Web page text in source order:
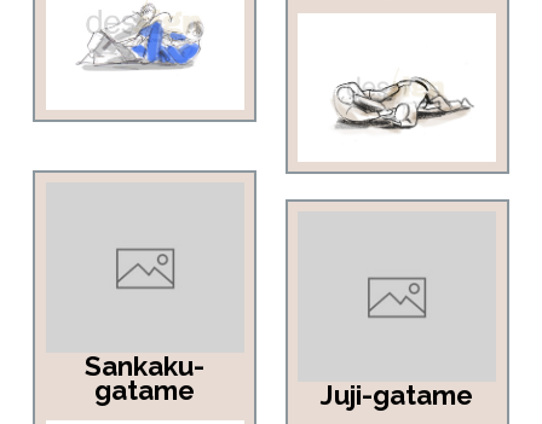
Sankaku-
gatame Juji-gatame